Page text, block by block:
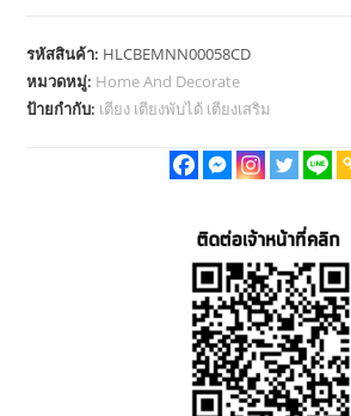
รหัสสินค้า: HLCBEMNN00058CD
หมวดหมู่: Home And Decorate
ป้ายกำกับ: เตียง เตียงพับได้ เตียงเสริม